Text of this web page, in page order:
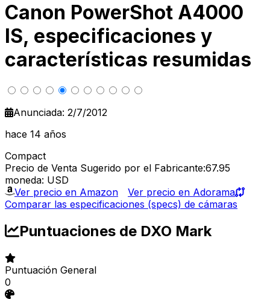
Canon PowerShot A4000
IS, especificaciones y
características resumidas
Anunciada: 2/7/2012
hace 14 años
Compact
Precio de Venta Sugerido por el Fabricante:67.95
moneda: USD
Ver precio en Amazon
Ver precio en Adorama
Comparar las especificaciones (specs) de cámaras
Puntuaciones de DXO Mark
Puntuación General
0